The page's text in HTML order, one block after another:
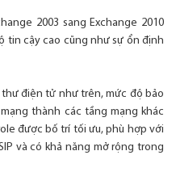
2003 sang Exchange 2010
tin cậy cao cũng như sự ổn định
điện tử như trên, mức độ bảo
thành các tầng mạng khác
được bố trí tối ưu, phù hợp với
và có khả năng mở rộng trong